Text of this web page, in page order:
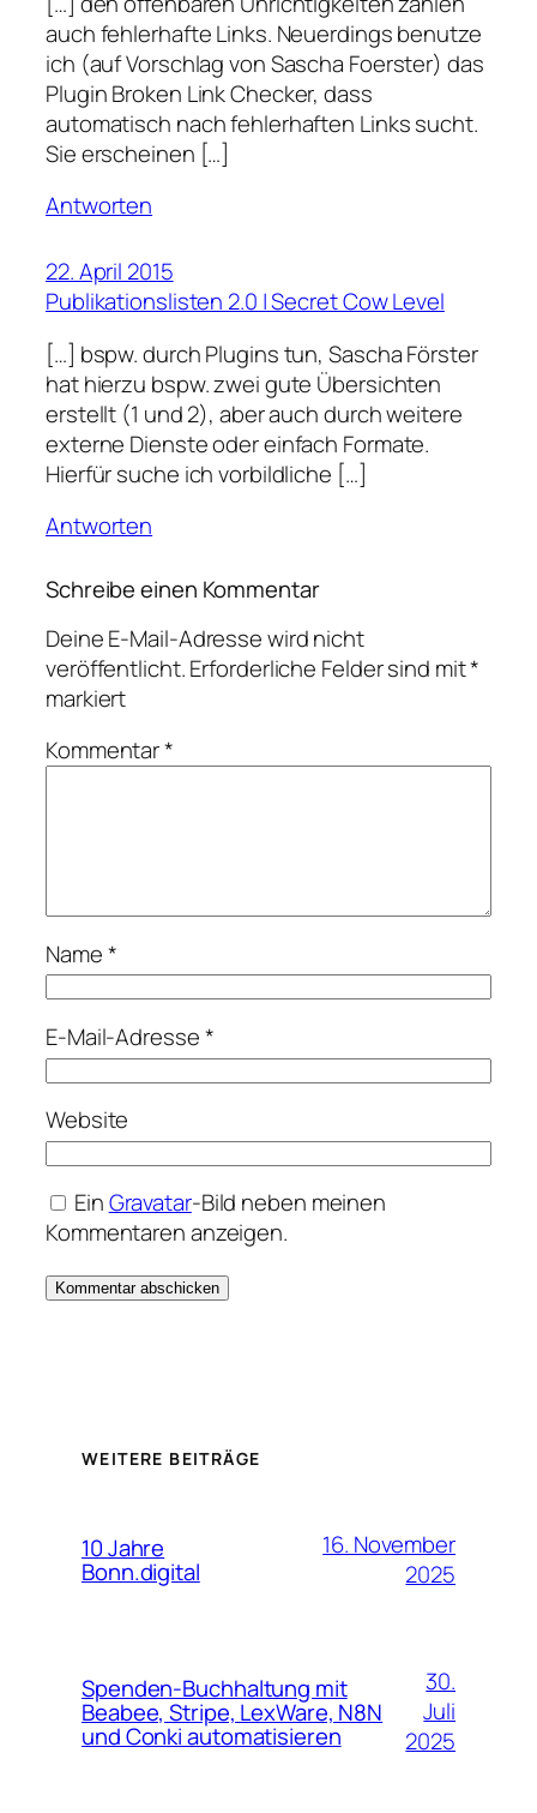
auch fehlerhafte Links. Neuerdings benutze
ich (auf Vorschlag von Sascha Foerster) das
Plugin Broken Link Checker, dass
automatisch nach fehlerhaften Links sucht.
Sie erscheinen […]
Antworten
22. April 2015
Publikationslisten 2.0 | Secret Cow Level
[…] bspw. durch Plugins tun, Sascha Förster
hat hierzu bspw. zwei gute Übersichten
erstellt (1 und 2), aber auch durch weitere
externe Dienste oder einfach Formate.
Hierfür suche ich vorbildliche […]
Antworten
Schreibe einen Kommentar
Deine E-Mail-Adresse wird nicht
veröffentlicht.Erforderliche Felder sind mit*
markiert
Kommentar*
Name*
E-Mail-Adresse*
Website
EinGravatar-Bild neben meinen
Kommentaren anzeigen.
WEITERE BEITRÄGE
10 Jahre
Bonn.digital
16. November
2025
Spenden-Buchhaltung mit
Beabee, Stripe, LexWare, N8N
und Conki automatisieren
30.
Juli
2025